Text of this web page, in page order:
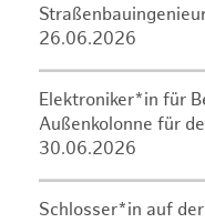
26.06.2026
Elektroniker*in für
Außenkolonne für
30.06.2026
Schlosser*in auf